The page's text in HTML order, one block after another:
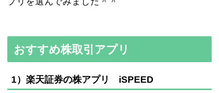
おすすめ株取引アプリ
1）楽天証券の株アプリ iSPEED